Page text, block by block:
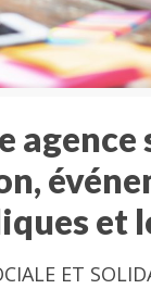
et
ET